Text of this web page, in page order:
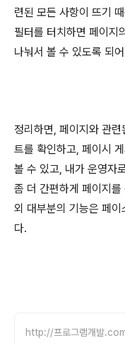
련된 모든 사항이 뜨기
필터를 터치하면 페이지
나눠서 볼 수 있도록 되
정리하면, 페이지와 관련
트를 확인하고, 페이시
볼 수 있고, 내가 운영자
좀 더 간편하게 페이지
외 대부분의 기능은 페
다.
http://프로그램개발